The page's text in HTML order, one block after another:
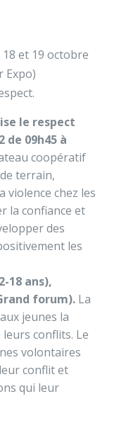
et 19 octobre
Expo)
le respect
de 09h45 à
coopératif
terrain,
violence chez les
la confiance et
des
les
18 ans),
forum). La
jeunes la
conflits. Le
volontaires
conflit et
qui leur